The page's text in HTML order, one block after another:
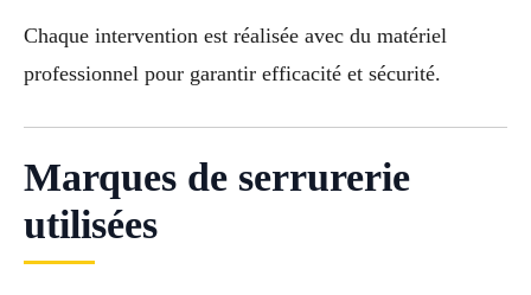
Chaque intervention est réalisée avec du matériel
professionnel pour garantir efficacité et sécurité.
Marques de serrurerie
utilisées